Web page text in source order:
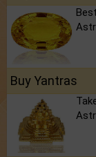
Buy Yantras